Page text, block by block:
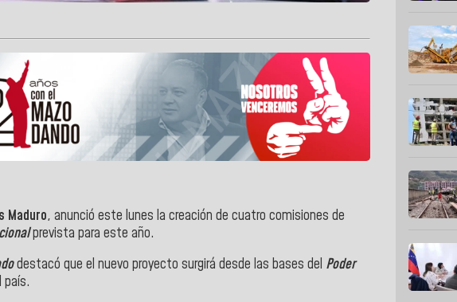
Maduro, anunció este lunes la creación de cuatro comisiones de
prevista para este año.
destacó que el nuevo proyecto surgirá desde las bases del Poder
país.